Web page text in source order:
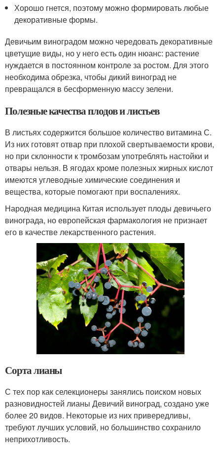
Хорошо гнется, поэтому можно формировать любые
декоративные формы.
Девичьим виноградом можно чередовать декоративные
цветущие виды, но у него есть один нюанс: растение
нуждается в постоянном контроле за ростом. Для этого
необходима обрезка, чтобы дикий виноград не
превращался в бесформенную массу зелени.
Полезные качества плодов и листьев
В листьях содержится большое количество витамина С.
Из них готовят отвар при плохой свертываемости крови,
но при склонности к тромбозам употреблять настойки и
отвары нельзя. В ягодах кроме полезных жирных кислот
имеются углеводные химические соединения и
вещества, которые помогают при воспалениях.
Народная медицина Китая использует плоды девичьего
винограда, но европейская фармакология не признает
его в качестве лекарственного растения.
Сорта лианы
С тех пор как селекционеры занялись поиском новых
разновидностей лианы Девичий виноград, создано уже
более 20 видов. Некоторые из них привередливы,
требуют лучших условий, но большинство сохранило
неприхотливость.